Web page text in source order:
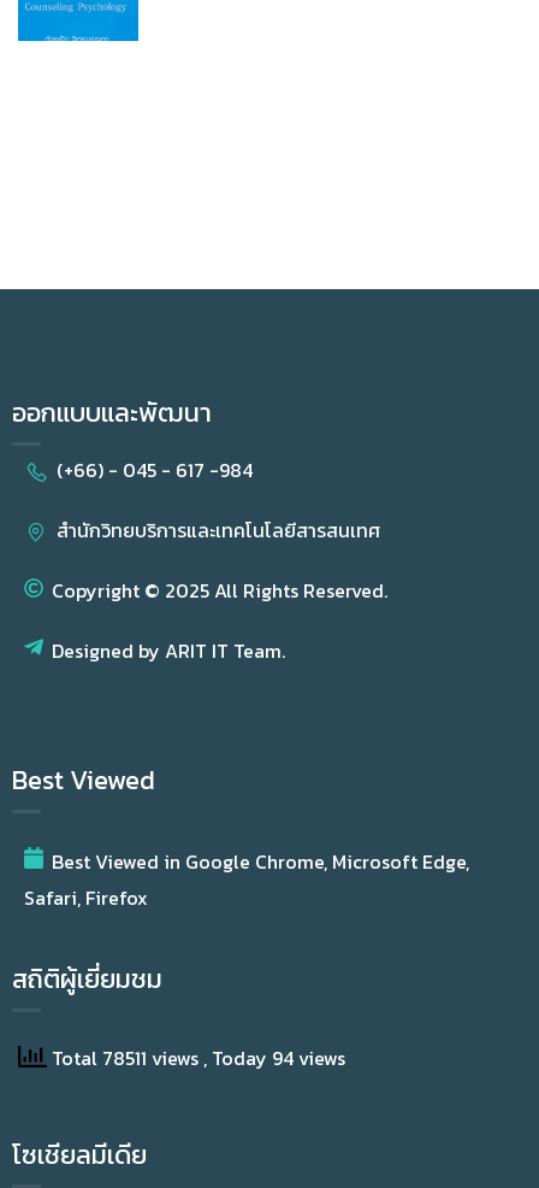
ออกแบบและพัฒนา
(+66) - 045 - 617 -984
สำนักวิทยบริการและเทคโนโลยีสารสนเทศ
Copyright © 2025 All Rights Reserved.
Designed by ARIT IT Team.
Best Viewed
Best Viewed in Google Chrome, Microsoft Edge,
Safari, Firefox
สถิติผู้เยี่ยมชม
Total 78511 views , Today 94 views
โซเชียลมีเดีย